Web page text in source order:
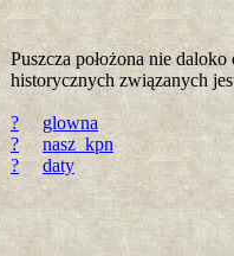
Puszcza położona nie
historycznych związanych
?
glowna
?
nasz_kpn
?
daty